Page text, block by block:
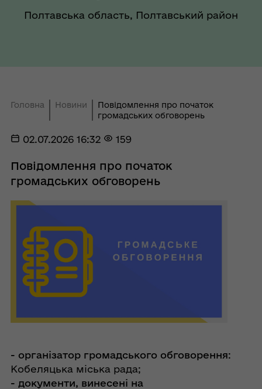
Полтавська область, Полтавський район
Головна Новини
Повідомлення про початок
громадських обговорень
02.07.2026 16:32 159
Повідомлення про початок
громадських обговорень
- організатор громадського обговорення:
Кобеляцька міська рада;
- документи, винесені на